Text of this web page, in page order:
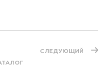
СЛЕДУЮЩИЙ